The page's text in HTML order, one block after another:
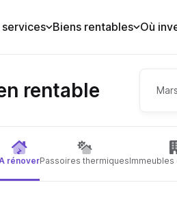
services Biens rentables Où
rentable
rénoverPassoires thermiques